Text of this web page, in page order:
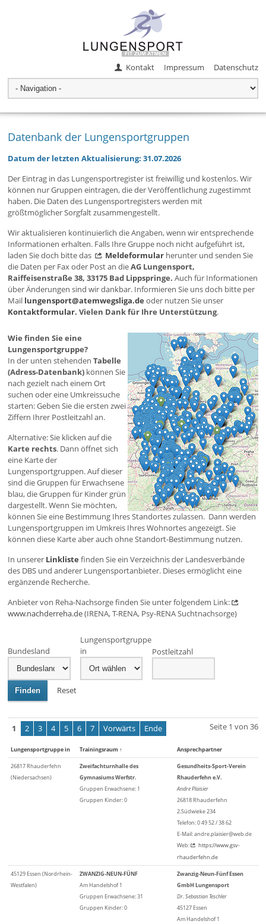
Kontakt Impressum Datenschutz
Datenbank der Lungensportgruppen
Datum der letzten Aktualisierung: 31.07.2026
Der Eintrag in das Lungensportregister ist freiwillig und kostenlos. Wir
können nur Gruppen eintragen, die der Veröffentlichung zugestimmt
haben. Die Daten des Lungensportregisters werden mit
größtmöglicher Sorgfalt zusammengestellt.
Wir aktualisieren kontinuierlich die Angaben, wenn wir entsprechende
Informationen erhalten. Falls Ihre Gruppe noch nicht aufgeführt ist,
laden Sie doch bitte das
Meldeformular herunter und senden Sie
die Daten per Fax oder Post an dieAG Lungensport,
Raiffeisenstraße 38, 33175 Bad Lippspringe. Auch für Informationen
über Änderungen sind wir dankbar. Informieren Sie uns doch bitte per
Mail lungensport@atemwegsliga.de oder nutzen Sie unser
Kontaktformular. Vielen Dank für Ihre Unterstützung.
Wie finden Sie eine
Lungensportgruppe?
In der unten stehenden Tabelle
(Adress-Datenbank) können Sie
nach gezielt nach einem Ort
suchen oder eine Umkreissuche
starten: Geben Sie die ersten zwei
Ziffern Ihrer Postleitzahl an.
Alternative: Sie klicken auf die
Karte rechts. Dann öffnet sich
eine Karte der
Lungensportgruppen. Auf dieser
sind die Gruppen für Erwachsene
blau, die Gruppen für Kinder grün
dargestellt. Wenn Sie möchten,
können Sie eine Bestimmung Ihres Standortes zulassen. Dann werden
Lungensportgruppen im Umkreis Ihres Wohnortes angezeigt. Sie
können diese Karte aber auch ohne Standort-Bestimmung nutzen.
In unserer Linkliste finden Sie ein Verzeichnis der Landesverbände
des DBS und anderer Lungensportanbieter. Dieses ermöglicht eine
ergänzende Recherche.
Anbieter von Reha-Nachsorge finden Sie unter folgendem Link:
www.nachderreha.de(IRENA, T-RENA, Psy-RENA Suchtnachsorge)
Bundesland
Lungensportgruppe
in
Postleitzahl
Finden Reset
Seite 1 von 36
1 2 3 4 5 6 7 Vorwärts Ende
Lungensportgruppe in Trainingsraum ↑ Ansprechpartner
26817 Rhauderfehn
(Niedersachsen)
Zweifachturnhalle des
Gymnasiums Werfstr.
Gruppen Erwachsene: 1
Gruppen Kinder: 0
Gesundheits-Sport-Verein
Rhauderfehn e.V.
Andre Plaisier
26818 Rhauderfehn
2.Südwieke 234
Telefon: 0 49 52 / 38 62
E-Mail: andre.plaisier@web.de
Web:
https://www.gsv-
rhauderfehn.de
45129 Essen (Nordrhein-
Westfalen)
ZWANZIG-NEUN-FÜNF
Am Handelshof 1
Gruppen Erwachsene: 31
Gruppen Kinder: 0
Zwanzig-Neun-Fünf Essen
GmbH Lungensport
Dr. Sebastian Teschler
45127 Essen
Am Handelshof 1